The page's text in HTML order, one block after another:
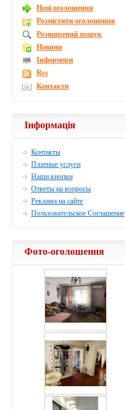
Новi оголошення
Розмістити оголошення
Розширений пошук
Новини
Інформери
Rss
Контакти
Інформація
Контакты
Платные услуги
Наши кнопки
Ответы на вопросы
Реклама на сайте
Пользовательское Соглашение
Фото-оголошення